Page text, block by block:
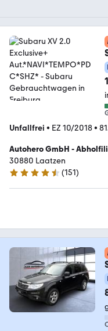
Unfallfrei • EZ 10/2018•
Autohero GmbH -
30880 Laatzen
4.7 Sterne
(151)